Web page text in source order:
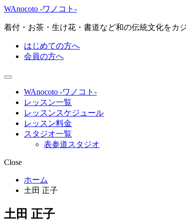
WAnocoto -ワノコト-
着付・お茶・生け花・書道など和の伝統文化をカ
はじめての方へ
会員の方へ
WAnocoto -ワノコト-
レッスン一覧
レッスンスケジュール
レッスン料金
スタジオ一覧
表参道スタジオ
Close
ホーム
土田 正子
土田 正子